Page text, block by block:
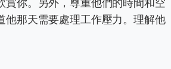
你。另外，尊重他們的時間和空
他那天需要處理工作壓力。理解他